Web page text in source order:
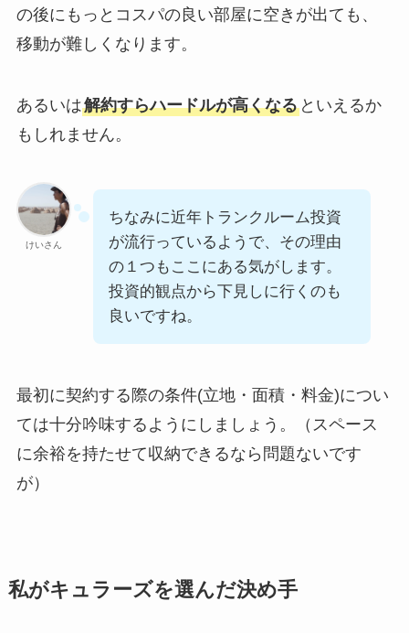
の後にもっとコスパの良い部屋に空きが出ても、
移動が難しくなります。
あるいは解約すらハードルが高くなるといえるか
もしれません。
けいさん
ちなみに近年トランクルーム投資
が流行っているようで、その理由
の１つもここにある気がします。
投資的観点から下見しに行くのも
良いですね。
最初に契約する際の条件(立地・面積・料金)につい
ては十分吟味するようにしましょう。（スペース
に余裕を持たせて収納できるなら問題ないです
が）
私がキュラーズを選んだ決め手